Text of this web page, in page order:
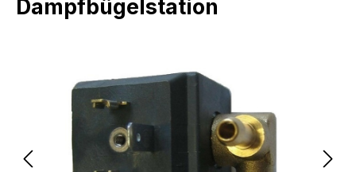
Dampfbügelstation
Bildergalerie überspringen